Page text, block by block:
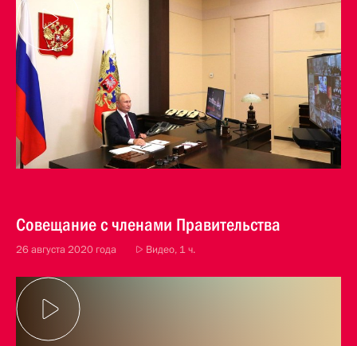
Совещание с членами Правительства
26 августа 2020 года Видео, 1 ч.